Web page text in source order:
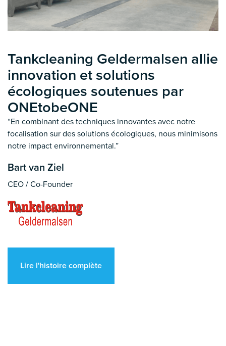
Tankcleaning Geldermalsen allie
innovation et solutions
écologiques soutenues par
ONEtobeONE
“En combinant des techniques innovantes avec notre
focalisation sur des solutions écologiques, nous minimisons
notre impact environnemental.”
Bart van Ziel
CEO / Co-Founder
Lire l'histoire complète